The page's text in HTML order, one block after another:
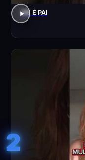
PAI É PAI
2